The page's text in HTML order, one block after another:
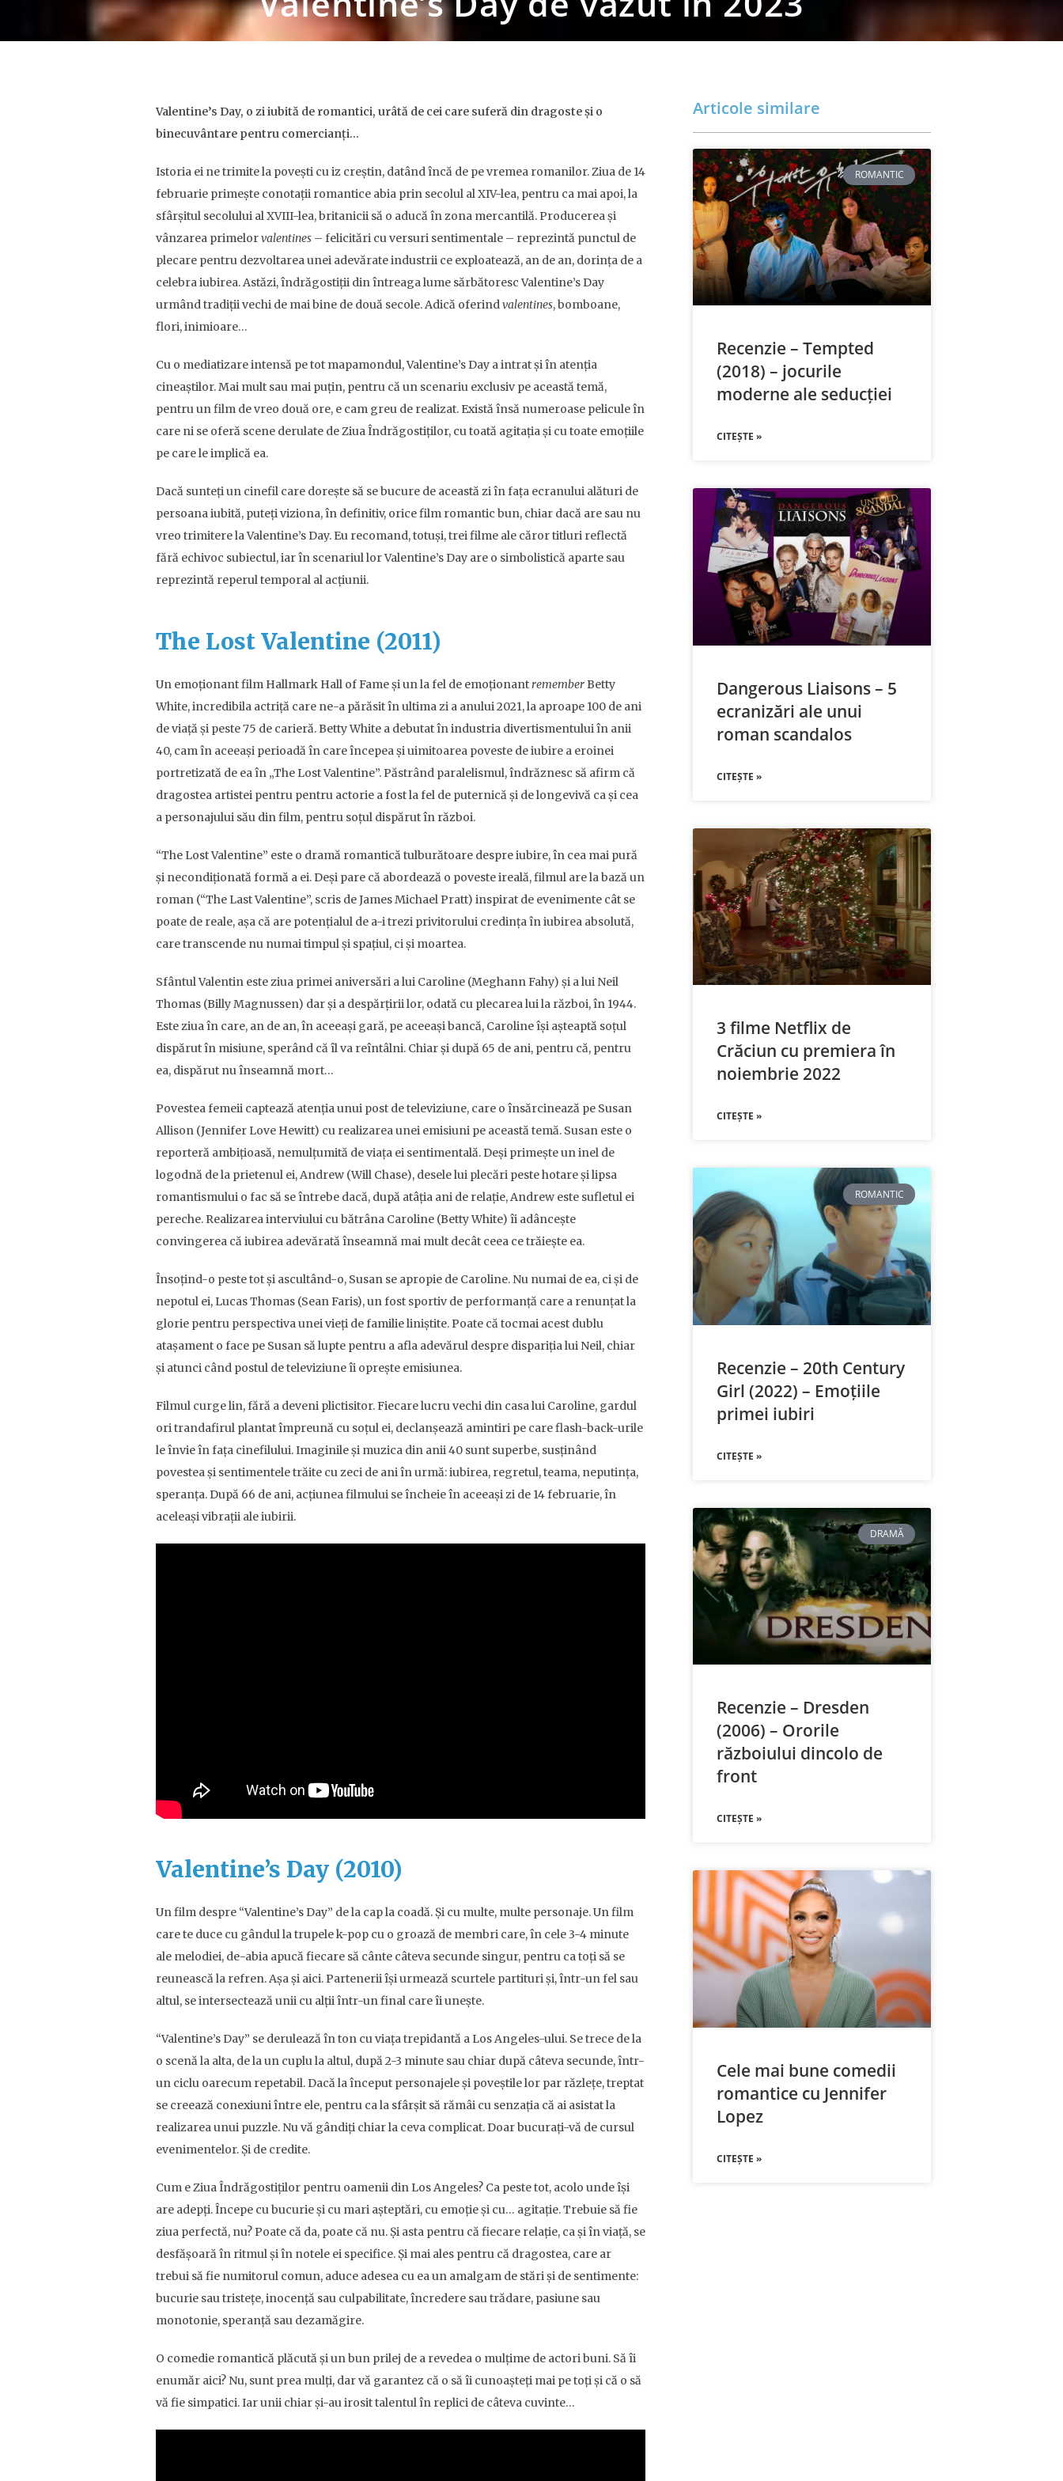
Valentine’s Day, o zi iubită de romantici, urâtă de cei care suferă din dragoste și o
binecuvântare pentru comercianți…
Istoria ei ne trimite la povești cu iz creștin, datând încă de pe vremea romanilor. Ziua de 14
februarie primește conotații romantice abia prin secolul al XIV-lea, pentru ca mai apoi, la
sfârșitul secolului al XVIII-lea, britanicii să o aducă în zona mercantilă. Producerea și
vânzarea primelorvalentines – felicitări cu versuri sentimentale – reprezintă punctul de
plecare pentru dezvoltarea unei adevărate industrii ce exploatează, an de an, dorința de a
celebra iubirea. Astăzi, îndrăgostiții din întreaga lume sărbătoresc Valentine’s Day
urmând tradiții vechi de mai bine de două secole. Adică oferindvalentines, bomboane,
flori, inimioare…
Cu o mediatizare intensă pe tot mapamondul, Valentine’s Day a intrat și în atenția
cineaștilor. Mai mult sau mai puțin, pentru că un scenariu exclusiv pe această temă,
pentru un film de vreo două ore, e cam greu de realizat. Există însă numeroase pelicule în
care ni se oferă scene derulate de Ziua Îndrăgostiților, cu toată agitația și cu toate emoțiile
pe care le implică ea.
Dacă sunteți un cinefil care dorește să se bucure de această zi în fața ecranului alături de
persoana iubită, puteți viziona, în definitiv, orice film romantic bun, chiar dacă are sau nu
vreo trimitere la Valentine’s Day. Eu recomand, totuși, trei filme ale căror titluri reflectă
fără echivoc subiectul, iar în scenariul lor Valentine’s Day are o simbolistică aparte sau
reprezintă reperul temporal al acțiunii.
The Lost Valentine (2011)
Un emoționant film Hallmark Hall of Fame și un la fel de emoționantrememberBetty
White, incredibila actriță care ne-a părăsit în ultima zi a anului 2021, la aproape 100 de ani
de viață și peste 75 de carieră. Betty White a debutat în industria divertismentului în anii
40, cam în aceeași perioadă în care începea și uimitoarea poveste de iubire a eroinei
portretizată de ea în „The Lost Valentine”. Păstrând paralelismul, îndrăznesc să afirm că
dragostea artistei pentru pentru actorie a fost la fel de puternică și de longevivă ca și cea
a personajului său din film, pentru soțul dispărut în război.
“The Lost Valentine” este o dramă romantică tulburătoare despre iubire, în cea mai pură
și necondiționată formă a ei. Deși pare că abordează o poveste ireală, filmul are la bază un
roman (“The Last Valentine”, scris de James Michael Pratt) inspirat de evenimente cât se
poate de reale, așa că are potențialul de a-i trezi privitorului credința în iubirea absolută,
care transcende nu numai timpul și spațiul, ci și moartea.
Sfântul Valentin este ziua primei aniversări a lui Caroline (Meghann Fahy) și a lui Neil
Thomas (Billy Magnussen) dar și a despărțirii lor, odată cu plecarea lui la război, în 1944.
Este ziua în care, an de an, în aceeași gară, pe aceeași bancă, Caroline își așteaptă soțul
dispărut în misiune, sperând că îl va reîntâlni. Chiar și după 65 de ani, pentru că, pentru
ea, dispărut nu înseamnă mort…
Povestea femeii captează atenția unui post de televiziune, care o însărcinează pe Susan
Allison (Jennifer Love Hewitt) cu realizarea unei emisiuni pe această temă. Susan este o
reporteră ambițioasă, nemulțumită de viața ei sentimentală. Deși primește un inel de
logodnă de la prietenul ei, Andrew (Will Chase), desele lui plecări peste hotare și lipsa
romantismului o fac să se întrebe dacă, după atâția ani de relație, Andrew este sufletul ei
pereche. Realizarea interviului cu bătrâna Caroline (Betty White) îi adâncește
convingerea că iubirea adevărată înseamnă mai mult decât ceea ce trăiește ea.
Însoțind-o peste tot și ascultând-o, Susan se apropie de Caroline. Nu numai de ea, ci și de
nepotul ei, Lucas Thomas (Sean Faris), un fost sportiv de performanță care a renunțat la
glorie pentru perspectiva unei vieți de familie liniștite. Poate că tocmai acest dublu
atașament o face pe Susan să lupte pentru a afla adevărul despre dispariția lui Neil, chiar
și atunci când postul de televiziune îi oprește emisiunea.
Filmul curge lin, fără a deveni plictisitor. Fiecare lucru vechi din casa lui Caroline, gardul
ori trandafirul plantat împreună cu soțul ei, declanșează amintiri pe care flash-back-urile
le învie în fața cinefilului. Imaginile și muzica din anii 40 sunt superbe, susținând
povestea și sentimentele trăite cu zeci de ani în urmă: iubirea, regretul, teama, neputința,
speranța. După 66 de ani, acțiunea filmului se încheie în aceeași zi de 14 februarie, în
aceleași vibrații ale iubirii.
Valentine’s Day (2010)
Un film despre “Valentine’s Day” de la cap la coadă. Și cu multe, multe personaje. Un film
care te duce cu gândul la trupele k-pop cu o groază de membri care, în cele 3-4 minute
ale melodiei, de-abia apucă fiecare să cânte câteva secunde singur, pentru ca toți să se
reunească la refren. Așa și aici. Partenerii își urmează scurtele partituri și, într-un fel sau
altul, se intersectează unii cu alții într-un final care îi unește.
“Valentine’s Day” se derulează în ton cu viața trepidantă a Los Angeles-ului. Se trece de la
o scenă la alta, de la un cuplu la altul, după 2-3 minute sau chiar după câteva secunde, într-
un ciclu oarecum repetabil. Dacă la început personajele și poveștile lor par răzlețe, treptat
se creează conexiuni între ele, pentru ca la sfârșit să rămâi cu senzația că ai asistat la
realizarea unui puzzle. Nu vă gândiți chiar la ceva complicat. Doar bucurați-vă de cursul
evenimentelor. Și de credite.
Cum e Ziua Îndrăgostiților pentru oamenii din Los Angeles? Ca peste tot, acolo unde își
are adepți. Începe cu bucurie și cu mari așteptări, cu emoție și cu… agitație. Trebuie să fie
ziua perfectă, nu? Poate că da, poate că nu. Și asta pentru că fiecare relație, ca și în viață, se
desfășoară în ritmul și în notele ei specifice. Și mai ales pentru că dragostea, care ar
trebui să fie numitorul comun, aduce adesea cu ea un amalgam de stări și de sentimente:
bucurie sau tristețe, inocență sau culpabilitate, încredere sau trădare, pasiune sau
monotonie, speranță sau dezamăgire.
O comedie romantică plăcută și un bun prilej de a revedea o mulțime de actori buni. Să îi
enumăr aici? Nu, sunt prea mulți, dar vă garantez că o să îi cunoașteți mai pe toți și că o să
vă fie simpatici. Iar unii chiar și-au irosit talentul în replici de câteva cuvinte…
Articole similare
ROMANTIC
Recenzie – Tempted
(2018) – jocurile
moderne ale seducției
CITEȘTE »
Dangerous Liaisons – 5
ecranizări ale unui
roman scandalos
CITEȘTE »
3 filme Netflix de
Crăciun cu premiera în
noiembrie 2022
CITEȘTE »
ROMANTIC
Recenzie – 20th Century
Girl (2022) – Emoțiile
primei iubiri
CITEȘTE »
DRAMĂ
Recenzie – Dresden
(2006) – Ororile
războiului dincolo de
front
CITEȘTE »
Cele mai bune comedii
romantice cu Jennifer
Lopez
CITEȘTE »